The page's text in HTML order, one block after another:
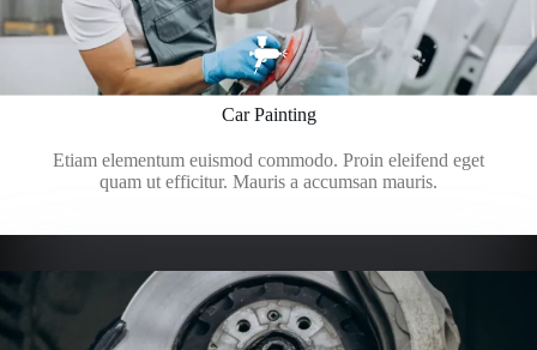
Car Painting
Etiam elementum euismod commodo. Proin eleifend eget
quam ut efficitur. Mauris a accumsan mauris.